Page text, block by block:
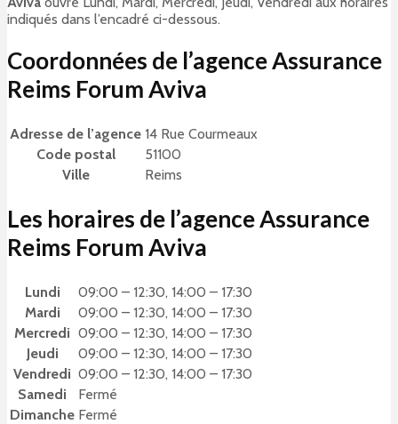
indiqués dans l’encadré ci-dessous.
Coordonnées de l’agence Assurance
Reims Forum Aviva
Adresse de l’agence 14 Rue Courmeaux
Code postal
51100
Ville
Reims
Les horaires de l’agence Assurance
Reims Forum Aviva
Lundi
09:00 – 12:30, 14:00 – 17:30
Mardi
09:00 – 12:30, 14:00 – 17:30
Mercredi 09:00 – 12:30, 14:00 – 17:30
Jeudi
09:00 – 12:30, 14:00 – 17:30
Vendredi 09:00 – 12:30, 14:00 – 17:30
Samedi
Fermé
Dimanche Fermé